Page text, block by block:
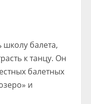
балета,
к танцу. Он
балетных
и